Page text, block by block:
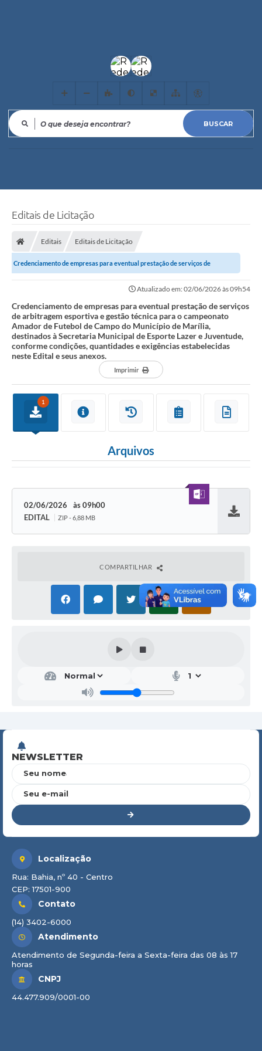
O que deseja encontrar?
Editais de Licitação
Editais Editais de Licitação
Credenciamento de empresas para eventual prestação de serviços de
arbitragem esportiva e gestão técnica para...
Atualizado em: 02/06/2026 às 09h54
Credenciamento de empresas para eventual prestação de serviços
de arbitragem esportiva e gestão técnica para o campeonato
Amador de Futebol de Campo do Município de Marília,
destinados à Secretaria Municipal de Esporte Lazer e Juventude,
conforme condições, quantidades e exigências estabelecidas
neste Edital e seus anexos.
Imprimir
1
Arquivos
02/06/2026
09h00
EDITAL
ZIP - 6,88 MB
COMPARTILHAR
NEWSLETTER
Seu nome
Seu e-mail
Localização
Rua: Bahia, nº 40 - Centro
CEP: 17501-900
Contato
(14) 3402-6000
Atendimento
Atendimento de Segunda-feira a Sexta-feira das 08 às 17
horas
CNPJ
44.477.909/0001-00